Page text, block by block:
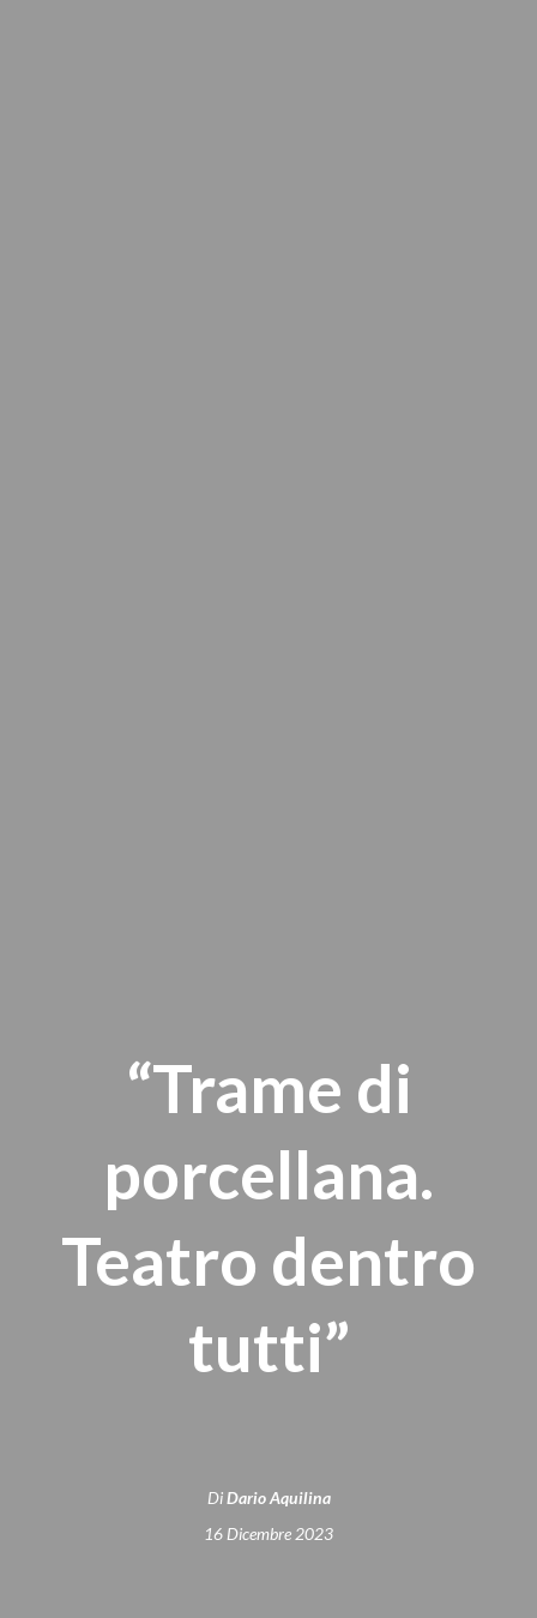
“Trame di
porcellana.
Teatro dentro
tutti”
DiDario Aquilina
16 Dicembre 2023